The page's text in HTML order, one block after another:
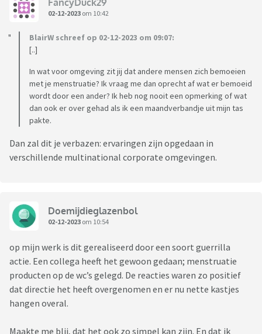
02-12-2023 om 10:42
BlairW schreef op 02-12-2023 om 09:07:
[..]
In wat voor omgeving zit jij dat andere mensen zich bemoeien
met je menstruatie? Ik vraag me dan oprecht af wat er bemoeid
wordt door een ander? Ik heb nog nooit een opmerking of wat
dan ook er over gehad als ik een maandverbandje uit mijn tas
pakte.
Dan zal dit je verbazen: ervaringen zijn opgedaan in
verschillende multinational corporate omgevingen.
Doemijdieglazenbol
02-12-2023 om 10:54
op mijn werk is dit gerealiseerd door een soort guerrilla
actie. Een collega heeft het gewoon gedaan; menstruatie
producten op de wc’s gelegd. De reacties waren zo positief
dat directie het heeft overgenomen en er nu nette kastjes
hangen overal.
Maakte me blij, dat het ook zo simpel kan zijn. En dat ik